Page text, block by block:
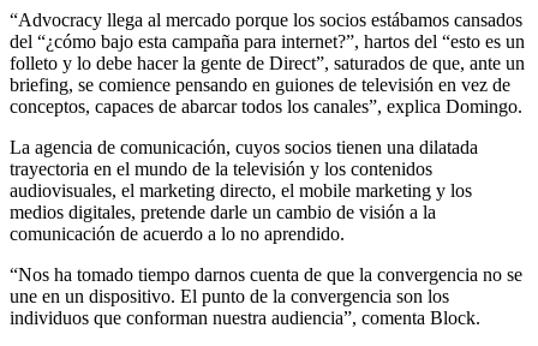
“Advocracy llega al mercado porque los socios estábamos cansados
del “¿cómo bajo esta campaña para internet?”, hartos del “esto es un
folleto y lo debe hacer la gente de Direct”, saturados de que, ante un
briefing, se comience pensando en guiones de televisión en vez de
conceptos, capaces de abarcar todos los canales”, explica Domingo.
La agencia de comunicación, cuyos socios tienen una dilatada
trayectoria en el mundo de la televisión y los contenidos
audiovisuales, el marketing directo, el mobile marketing y los
medios digitales, pretende darle un cambio de visión a la
comunicación de acuerdo a lo no aprendido.
“Nos ha tomado tiempo darnos cuenta de que la convergencia no se
une en un dispositivo. El punto de la convergencia son los
individuos que conforman nuestra audiencia”, comenta Block.